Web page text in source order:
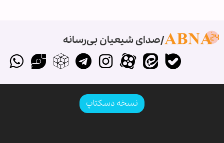
صدای شیعیان بی‌رسانه
نسخه دسکتاپ